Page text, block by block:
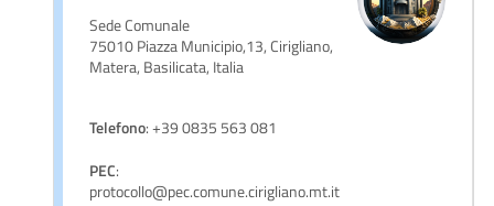
Sede Comunale
75010 Piazza Municipio,13, Cirigliano,
Matera, Basilicata, Italia
Telefono: +39 0835 563 081
PEC:
protocollo@pec.comune.cirigliano.mt.it